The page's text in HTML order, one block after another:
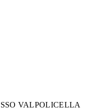
VALPOLICELLA